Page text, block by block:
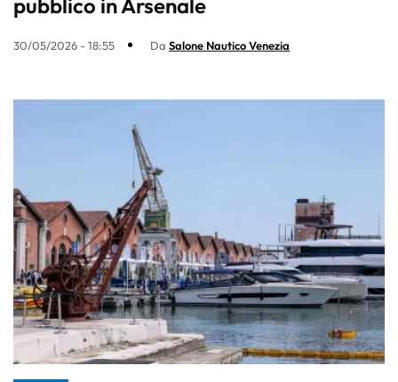
30/05/2026 - 18:55 Da Salone Nautico Venezia